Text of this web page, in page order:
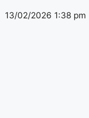
13/02/2026 1:38 pm